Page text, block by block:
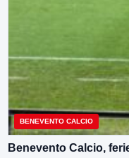
BENEVENTO CALCIO
Benevento Calcio,